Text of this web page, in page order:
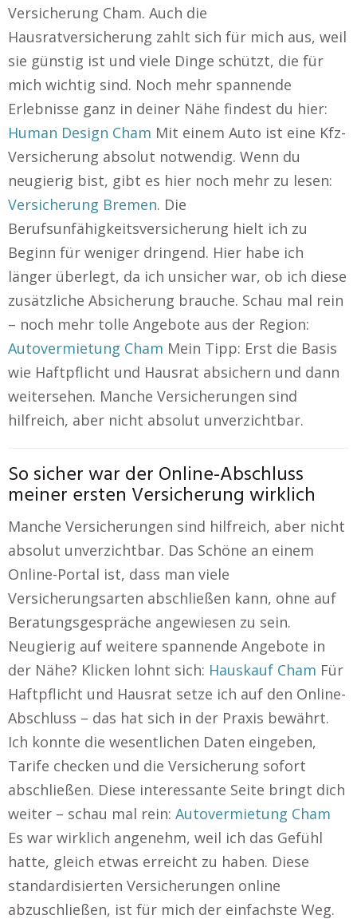
Versicherung Cham. Auch die
Hausratversicherung zahlt sich für mich aus, weil
sie günstig ist und viele Dinge schützt, die für
mich wichtig sind. Noch mehr spannende
Erlebnisse ganz in deiner Nähe findest du hier:
Human Design Cham Mit einem Auto ist eine Kfz-
Versicherung absolut notwendig. Wenn du
neugierig bist, gibt es hier noch mehr zu lesen:
Versicherung Bremen. Die
Berufsunfähigkeitsversicherung hielt ich zu
Beginn für weniger dringend. Hier habe ich
länger überlegt, da ich unsicher war, ob ich diese
zusätzliche Absicherung brauche. Schau mal rein
– noch mehr tolle Angebote aus der Region:
Autovermietung Cham Mein Tipp: Erst die Basis
wie Haftpflicht und Hausrat absichern und dann
weitersehen. Manche Versicherungen sind
hilfreich, aber nicht absolut unverzichtbar.
So sicher war der Online-Abschluss
meiner ersten Versicherung wirklich
Manche Versicherungen sind hilfreich, aber nicht
absolut unverzichtbar. Das Schöne an einem
Online-Portal ist, dass man viele
Versicherungsarten abschließen kann, ohne auf
Beratungsgespräche angewiesen zu sein.
Neugierig auf weitere spannende Angebote in
der Nähe? Klicken lohnt sich: Hauskauf Cham Für
Haftpflicht und Hausrat setze ich auf den Online-
Abschluss – das hat sich in der Praxis bewährt.
Ich konnte die wesentlichen Daten eingeben,
Tarife checken und die Versicherung sofort
abschließen. Diese interessante Seite bringt dich
weiter – schau mal rein: Autovermietung Cham
Es war wirklich angenehm, weil ich das Gefühl
hatte, gleich etwas erreicht zu haben. Diese
standardisierten Versicherungen online
abzuschließen, ist für mich der einfachste Weg.